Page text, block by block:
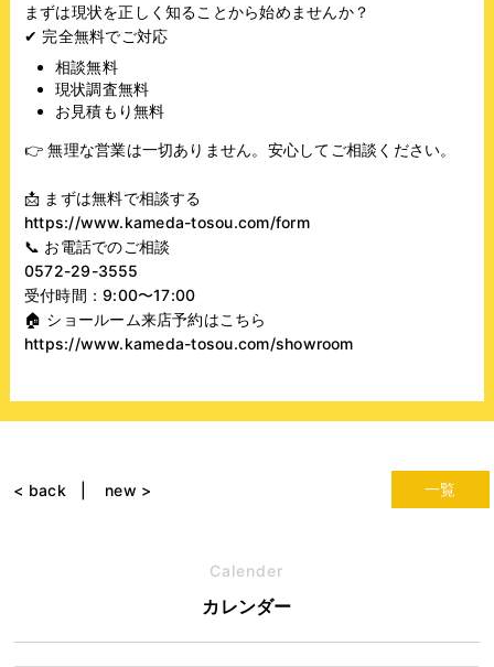
まずは現状を正しく知ることから始めませんか？
✔ 完全無料でご対応
相談無料
現状調査無料
お見積もり無料
👉 無理な営業は一切ありません。安心してご相談ください。
📩 まずは無料で相談する
https://www.kameda-tosou.com/form
📞 お電話でのご相談
0572-29-3555
受付時間：9:00〜17:00
🏠 ショールーム来店予約はこちら
https://www.kameda-tosou.com/showroom
一覧
< back new >
Calender
カレンダー